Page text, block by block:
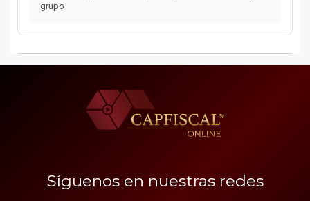
grupo
Síguenos en nuestras redes